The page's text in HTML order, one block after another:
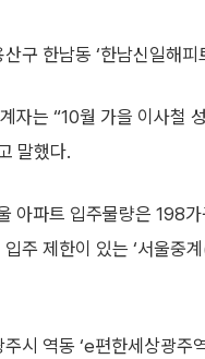
구 한남동 ‘한남신일해
자는 “10월 가을 이사철
말했다.
아파트 입주물량은 198
주 제한이 있는 ‘서울중
시 역동 ‘e편한세상광주